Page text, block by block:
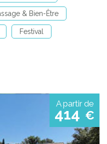
& Bien-Être
Festival
A partir de
414 €